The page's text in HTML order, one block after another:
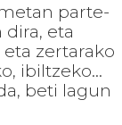
parte-
eta
zertarako
ibiltzeko...
beti lagun